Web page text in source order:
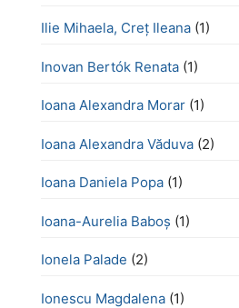
Ilie Mihaela, Creț Ileana (1)
Inovan Bertók Renata (1)
Ioana Alexandra Morar (1)
Ioana Alexandra Văduva (2)
Ioana Daniela Popa (1)
Ioana-Aurelia Baboș (1)
Ionela Palade (2)
Ionescu Magdalena (1)